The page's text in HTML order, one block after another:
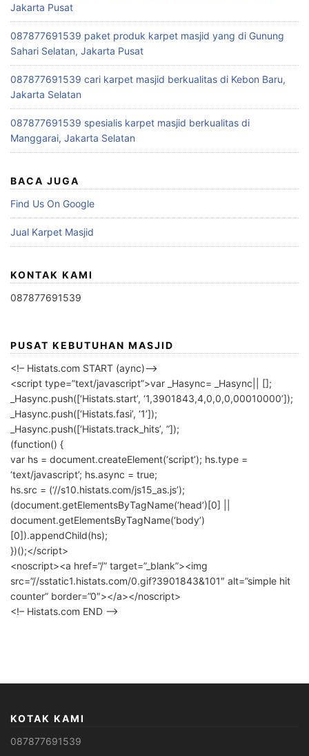
Jakarta Pusat
087877691539 paket produk karpet masjid yang di Gunung
Sahari Selatan, Jakarta Pusat
087877691539 cari karpet masjid berkualitas di Kebon Baru,
Jakarta Selatan
087877691539 spesialis karpet masjid berkualitas di
Manggarai, Jakarta Selatan
BACA JUGA
Find Us On Google
Jual Karpet Masjid
KONTAK KAMI
087877691539
PUSAT KEBUTUHAN MASJID
<!– Histats.com START (aync)–>
<script type=”text/javascript”>var _Hasync= _Hasync|| [];
_Hasync.push([‘Histats.start’, ‘1,3901843,4,0,0,0,00010000’]);
_Hasync.push([‘Histats.fasi’, ‘1’]);
_Hasync.push([‘Histats.track_hits’, ”]);
(function() {
var hs = document.createElement(‘script’); hs.type =
‘text/javascript’; hs.async = true;
hs.src = (‘//s10.histats.com/js15_as.js’);
(document.getElementsByTagName(‘head’)[0] ||
document.getElementsByTagName(‘body’)
[0]).appendChild(hs);
})();</script>
<noscript><a href=”/” target=”_blank”><img
src=”//sstatic1.histats.com/0.gif?3901843&101″ alt=”simple hit
counter” border=”0″></a></noscript>
<!– Histats.com END –>
KOTAK KAMI
087877691539